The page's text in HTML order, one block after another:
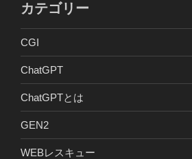
カテゴリー
CGI
ChatGPT
ChatGPTとは
GEN2
WEBレスキュー